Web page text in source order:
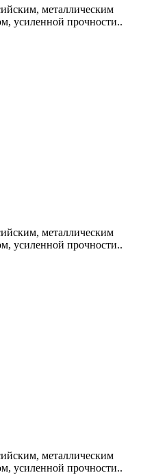
металлическим
усиленной прочности..
металлическим
усиленной прочности..
металлическим
усиленной прочности..